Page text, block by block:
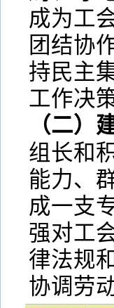
成为工
团结协
持民主
工作决
（二）
组长和
能力、
成一支
强对工
律法规
协调劳